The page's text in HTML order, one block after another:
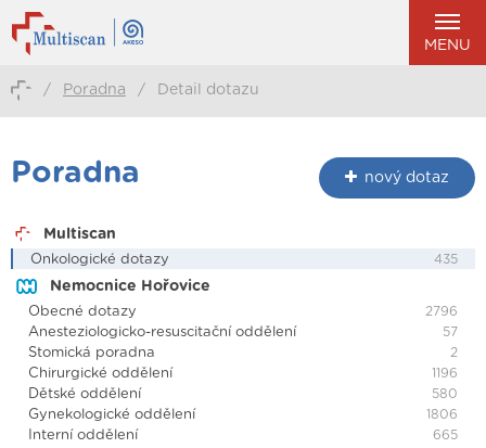
MENU
/ Poradna / Detail dotazu
Poradna nový dotaz
Multiscan
Onkologické dotazy 435
Nemocnice Hořovice
Obecné dotazy 2796
Anesteziologicko-resuscitační oddělení 57
Stomická poradna 2
Chirurgické oddělení 1196
Dětské oddělení 580
Gynekologické oddělení 1806
Interní oddělení 665